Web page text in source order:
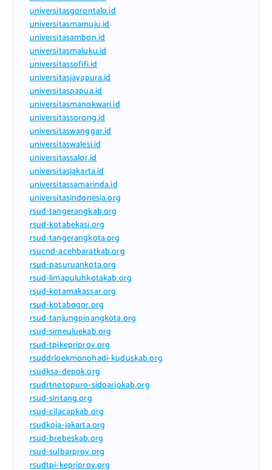
universitasgorontalo.id
universitasmamuju.id
universitasambon.id
universitasmaluku.id
universitassofifi.id
universitasjayapura.id
universitaspapua.id
universitasmanokwari.id
universitassorong.id
universitaswanggar.id
universitaswalesi.id
universitassalor.id
universitasjakarta.id
universitassamarinda.id
universitasindonesia.org
rsud-tangerangkab.org
rsud-kotabekasi.org
rsud-tangerangkota.org
rsucnd-acehbaratkab.org
rsud-pasuruankota.org
rsud-limapuluhkotakab.org
rsud-kotamakassar.org
rsud-kotabogor.org
rsud-tanjungpinangkota.org
rsud-simeuluekab.org
rsud-tpikepriprov.org
rsuddrloekmonohadi-kuduskab.org
rsudksa-depok.org
rsudrtnotopuro-sidoarjokab.org
rsud-sintang.org
rsud-cilacapkab.org
rsudkoja-jakarta.org
rsud-brebeskab.org
rsud-sulbarprov.org
rsudtpi-kepriprov.org